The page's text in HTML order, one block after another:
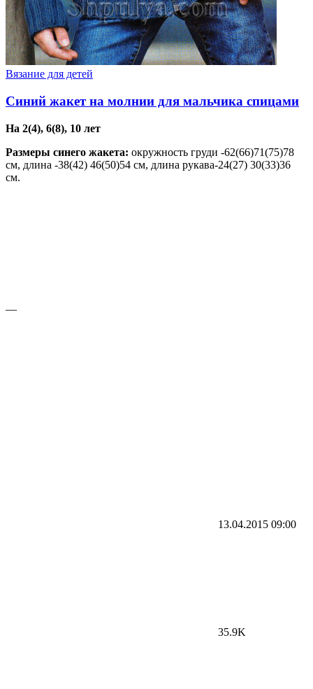
Вязание для детей
Синий жакет на молнии для мальчика спицами
На 2(4), 6(8), 10 лет
Размеры синего жакета: окружность груди -62(66)71(75)78
см, длина -38(42) 46(50)54 см, длина рукава-24(27) 30(33)36
см.
—
13.04.2015 09:00
35.9K